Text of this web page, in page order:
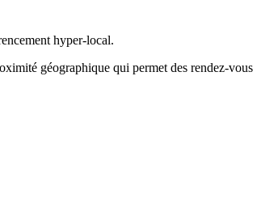
hyper-local.
géographique qui permet des rendez-vous